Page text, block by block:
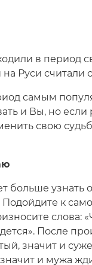
в период
на Руси
самым
и Вы, но если
свою
больше
к
слова:
После
значит и
и мужа